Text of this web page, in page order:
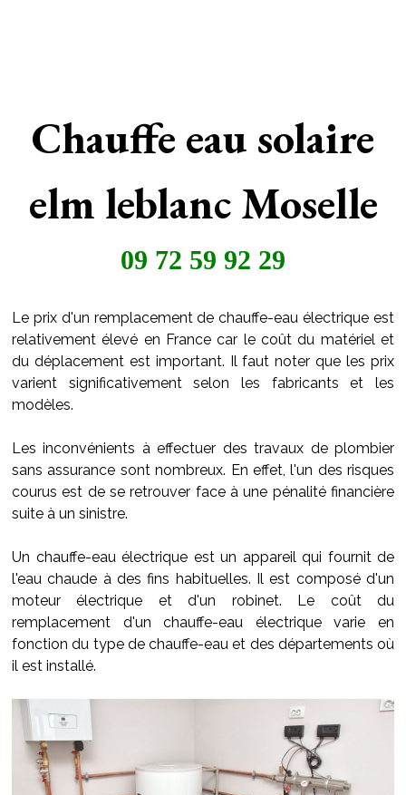
Chauffe eau solaire
elm leblanc Moselle
09 72 59 92 29
Le prix d'un remplacement de chauffe-eau électrique est
relativement élevé en France car le coût du matériel et
du déplacement est important. Il faut noter que les prix
varient significativement selon les fabricants et les
modèles.
Les inconvénients à effectuer des travaux de plombier
sans assurance sont nombreux. En effet, l'un des risques
courus est de se retrouver face à une pénalité financière
suite à un sinistre.
Un chauffe-eau électrique est un appareil qui fournit de
l'eau chaude à des fins habituelles. Il est composé d'un
moteur électrique et d'un robinet. Le coût du
remplacement d'un chauffe-eau électrique varie en
fonction du type de chauffe-eau et des départements où
il est installé.